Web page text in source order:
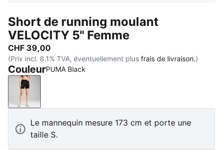
Short de running moulant
VELOCITY 5" Femme
CHF 39,00
(Prix incl. 8.1% TVA, éventuellement plus frais de livraison.)
CouleurPUMA Black
PUMA Black
Le mannequin mesure 173 cm et porte une
taille S.